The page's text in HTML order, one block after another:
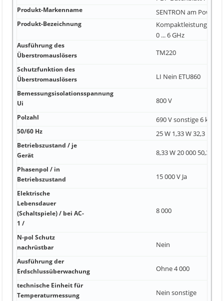
Produkt-Markenname SENTRON am
Produkt-Bezeichnung
0 ... 6 GHz
Ausführung des
Überstromauslösers
TM220
Schutzfunktion des
Überstromauslösers
LI Nein ETU860
Bemessungsisolationsspannung
Ui
800 V
Polzahl 690 V sonstige 6 kV
50/60 Hz 25 W 1,33 W 32,3 mm
Betriebszustand / je
Gerät
8,33 W 20 000 50,33 W
Phasenpol / in
Betriebszustand
15 000 V Ja
Elektrische
Lebensdauer
(Schaltspiele) / bei AC-
1 /
8 000
N-pol Schutz
nachrüstbar
Nein
Ausführung der
Erdschlussüberwachung
Ohne 4 000
technische Einheit für
Temperaturmessung
Nein sonstige